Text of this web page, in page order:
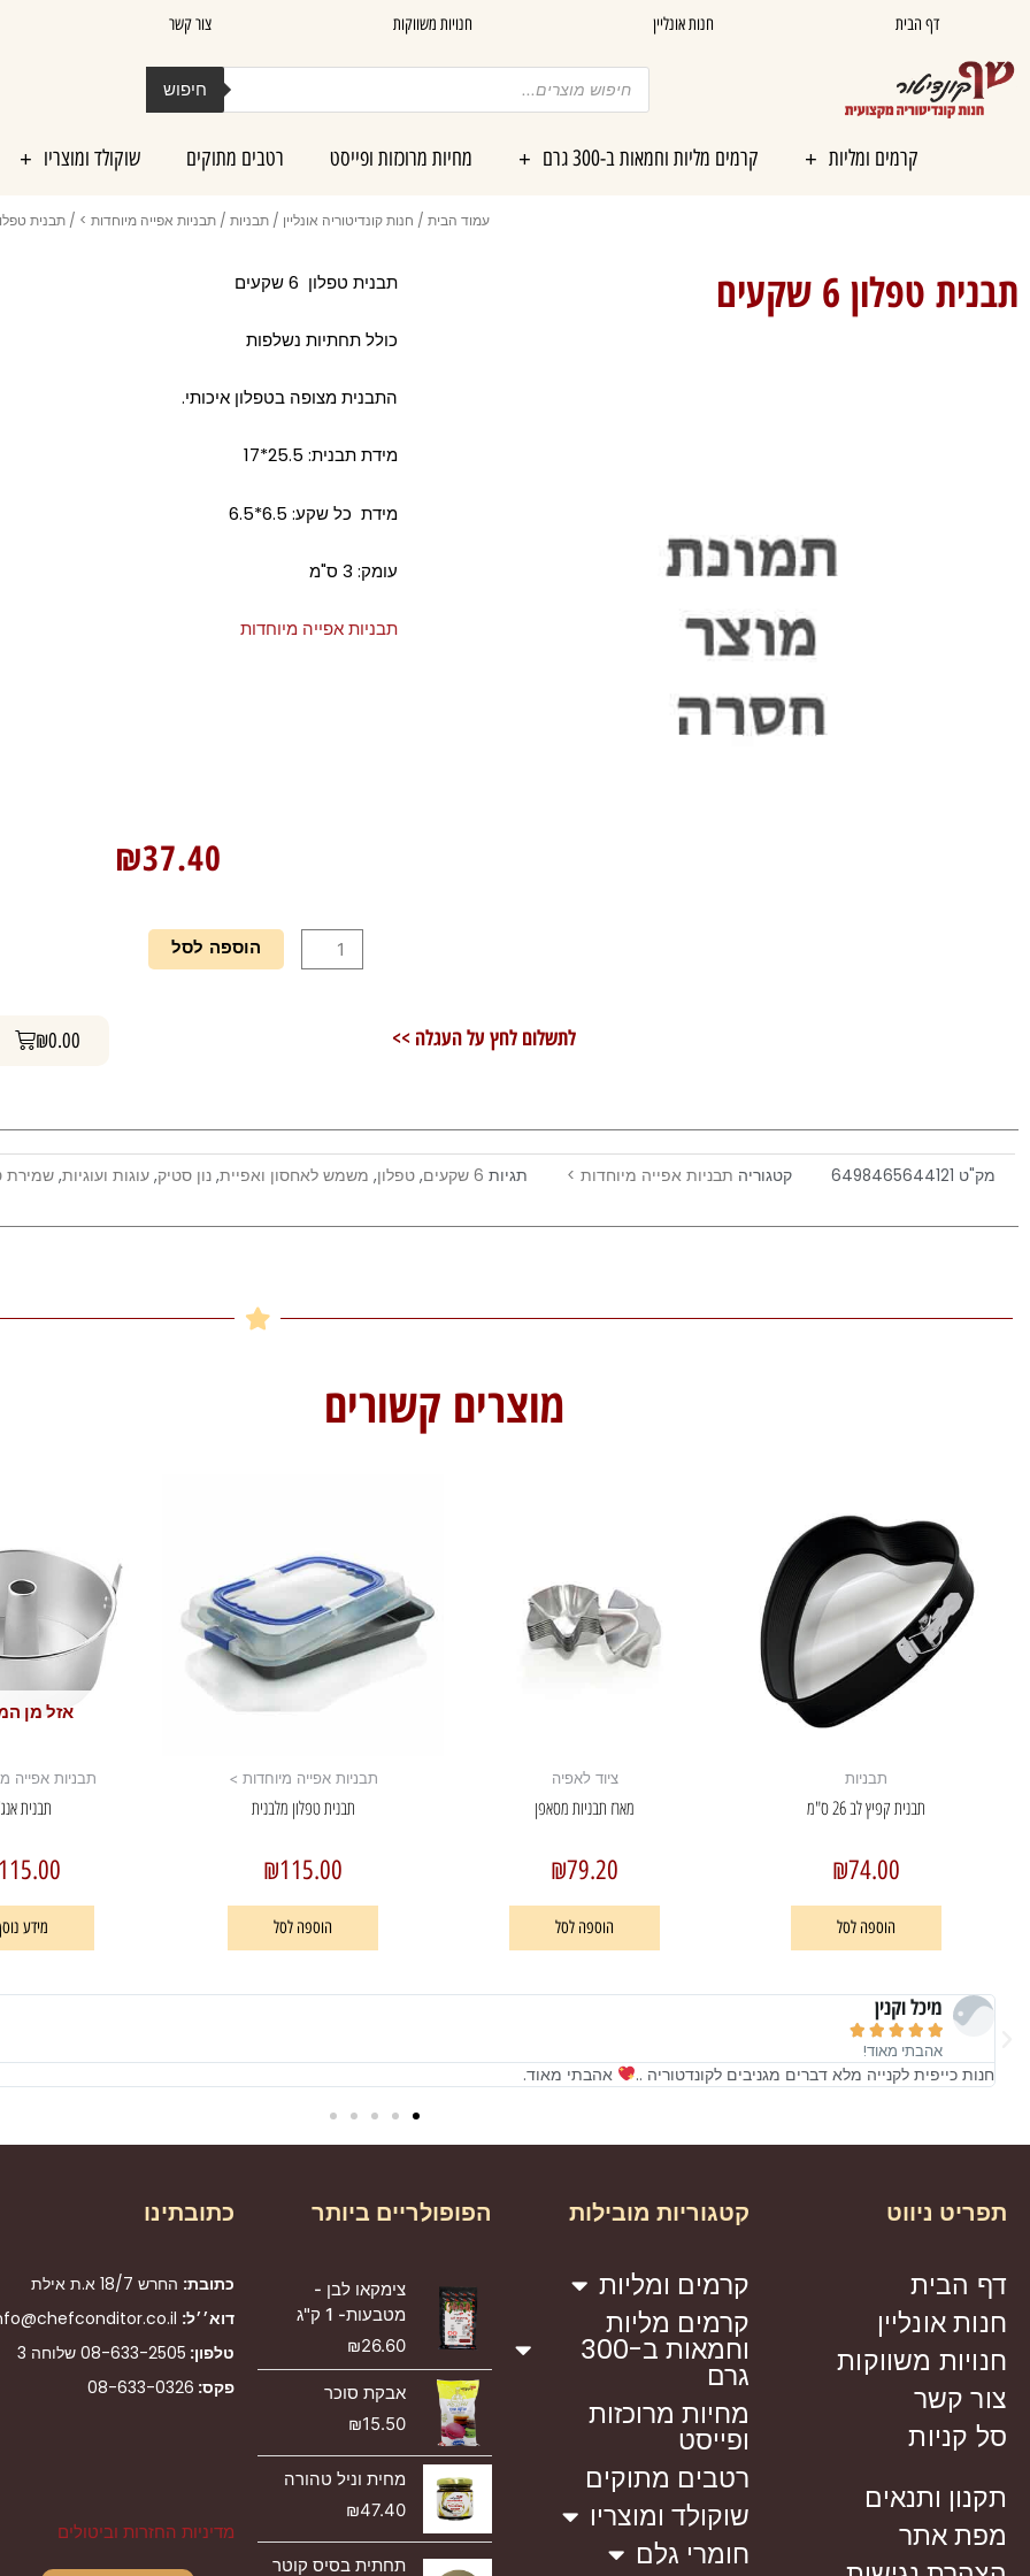
דף הבית חנות אונליין חנויות משווקות צור קשר
Products
search חיפוש
קרמים ומליות קרמים מליות וחמאות ב-300 גרם מחיות מרוכזות ופייסט רטבים מתוקים שוקולד ומוצריו
עמוד הבית / חנות קונדיטוריה אונליין / תבניות / תבניות אפייה מיוחדות > / תבנית טפלון 6
תבנית טפלון 6 שקעים תבנית טפלון 6 שקעים
כולל תחתיות נשלפות
התבנית מצופה בטפלון איכותי.
מידת תבנית: 25.5*17
מידת כל שקע: 6.5*6.5
עומק: 3 ס"מ
תבניות אפייה מיוחדות
₪37.40
כמות
של
הוספה לסל
לתשלום לחץ על העגלה >> ₪0.00 עגלת קניות
מק"ט 6498465644121 קטגוריה תבניות אפייה מיוחדות > תגיות 6 שקעים , טפלון, משמש לאחסון ואפיית, נון סטיק, עוגות ועוגיות, שמירת
מוצרים קשורים
תבניות
תבנית קפיץ לב 26 ס"מ
₪74.00
הוספה לסל
ציוד לאפיה
מארז תבניות מסאפן
₪79.20
הוספה לסל
תבניות אפייה מיוחדות >
תבנית טפלון מלבנית
₪115.00
הוספה לסל
אזל מן
תבניות אפייה
תבנית
115.00
מידע
מיכל וקנין





אהבתי מאוד!
חנות כייפית לקנייה מלא דברים מגניבים לקונדטוריה .. אהבתי מאוד.
תפריט ניווט
דף הבית
חנות אונליין
חנויות משווקות
צור קשר
סל קניות
תקנון ותנאים
מפת אתר
קטגוריות מובילות
קרמים ומליות
קרמים מליות
וחמאות ב-300
גרם
מחיות מרוכזות
ופייסט
רטבים מתוקים
שוקולד ומוצריו
חומרי גלם
הפופולריים ביותר
צימקאו לבן -
מטבעות- 1 ק"ג
₪26.60
אבקת סוכר
₪15.50
מחית וניל טהורה
₪47.40
תחתית בסיס קוטר
כתובתינו
כתובת: החרש 18/7 א.ת אילת
דוא׳׳ל:
טלפון: 08-633-2505 שלוחה 3
פקס: 08-633-0326
מדיניות החזרות וביטולים